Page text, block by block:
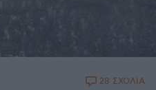
28 ΣΧΟΛΙΑ